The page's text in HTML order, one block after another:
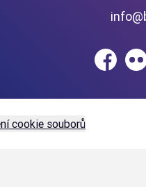
Facebook
cookie souborů